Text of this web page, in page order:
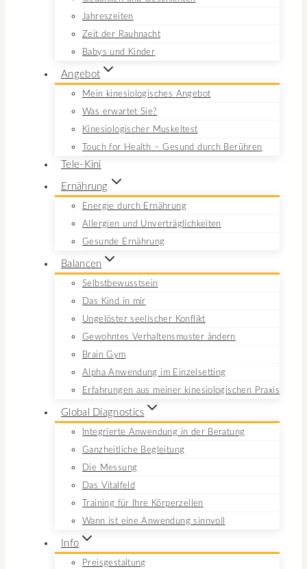
Jahreszeiten
Zeit der Rauhnacht
Babys und Kinder
Angebot
Mein kinesiologisches Angebot
Was erwartet Sie?
Kinesiologischer Muskeltest
Touch for Health – Gesund durch Berühren
Tele-Kini
Ernährung
Energie durch Ernährung
Allergien und Unverträglichkeiten
Gesunde Ernährung
Balancen
Selbstbewusstsein
Das Kind in mir
Ungelöster seelischer Konflikt
Gewohntes Verhaltensmuster ändern
Brain Gym
Alpha Anwendung im Einzelsetting
Erfahrungen aus meiner kinesiologischen Praxis
Global Diagnostics
Integrierte Anwendung in der Beratung
Ganzheitliche Begleitung
Die Messung
Das Vitalfeld
Training für Ihre Körperzellen
Wann ist eine Anwendung sinnvoll
Info
Preisgestaltung